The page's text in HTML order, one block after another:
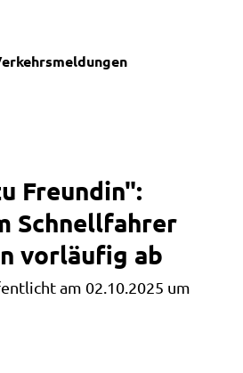
Freundin":
Schnellfahrer
vorläufig ab
am 02.10.2025 um